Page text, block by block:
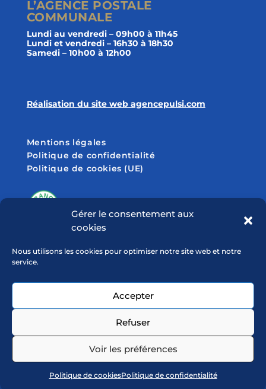
Gérer le consentement aux
cookies
Nous utilisons les cookies pour optimiser notre site web et notre
service.
Accepter
Refuser
Voir les préférences
Politique de cookiesPolitique de confidentialité
L’AGENCE POSTALE
COMMUNALE
Lundi au vendredi – 09h00 à 11h45
Lundi et vendredi – 16h30 à 18h30
Samedi – 10h00 à 12h00
Réalisation du site web agencepulsi.com
Mentions légales
Politique de confidentialité
Politique de cookies (UE)
SUIVEZ-NOUS SUR